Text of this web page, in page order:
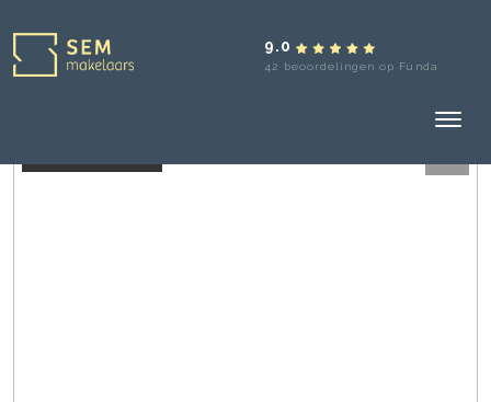
9.0
42 beoordelingen op Funda